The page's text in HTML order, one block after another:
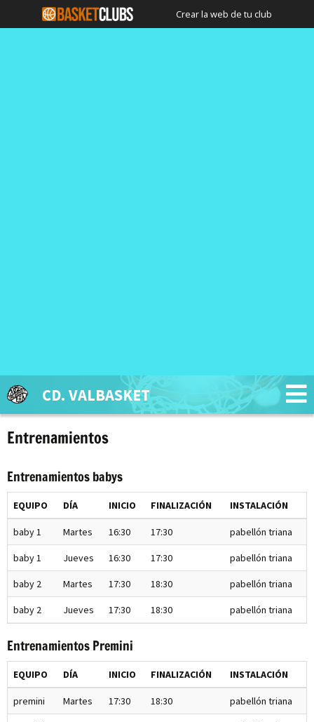
Crear la web de tu club
CD. VALBASKET
Entrenamientos
Entrenamientos babys
EQUIPO DÍA INICIO FINALIZACIÓN INSTALACIÓN
baby 1 Martes 16:30 17:30 pabellón triana
baby 1 Jueves 16:30 17:30 pabellón triana
baby 2 Martes 17:30 18:30 pabellón triana
baby 2 Jueves 17:30 18:30 pabellón triana
Entrenamientos Premini
EQUIPO DÍA INICIO FINALIZACIÓN INSTALACIÓN
premini Martes 17:30 18:30 pabellón triana